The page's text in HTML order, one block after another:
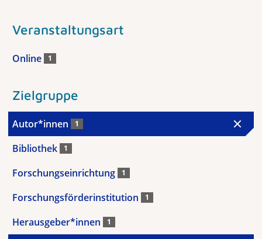
Veranstaltungsart
Online 1
Zielgruppe
Autor*innen 1
Bibliothek 1
Forschungseinrichtung 1
Forschungsförderinstitution 1
Herausgeber*innen 1